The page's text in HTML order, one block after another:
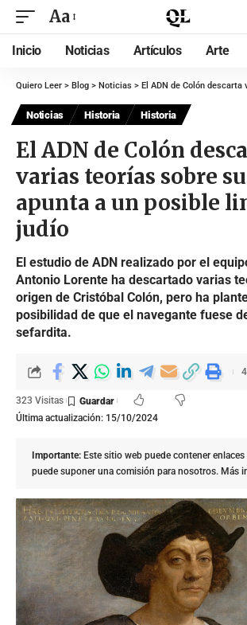
Aa
Inicio Noticias Artículos Arte
Quiero Leer > Blog > Noticias > El ADN de Colón descarta varias teorías sobre
Noticias Historia Historia
El ADN de Colón
varias teorías sobre
apunta a un posible
judío
El estudio de ADN realizado por el
Antonio Lorente ha descartado varias
origen de Cristóbal Colón, pero ha
posibilidad de que el navegante fuese
sefardita.
Última actualización: 15/10/2024
323 Visitas
Importante: Este sitio web puede contener
puede suponer una comisión para nosotros. Más